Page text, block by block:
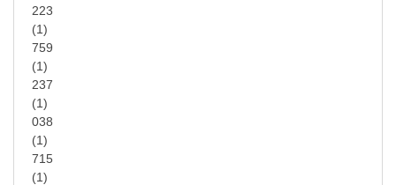
223
(1)
759
(1)
237
(1)
038
(1)
715
(1)